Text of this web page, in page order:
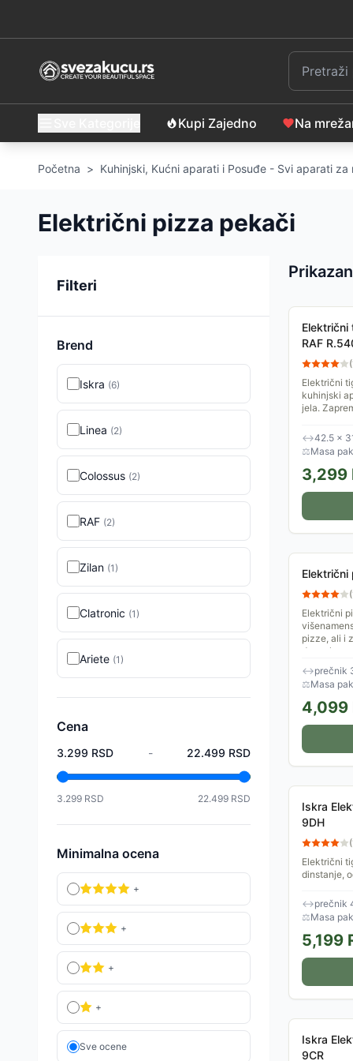
Kupi Zajedno Na
Početna > Kuhinjski, Kućni aparati i Posuđe - Svi aparati za
Električni pizza pekači
Filteri
Brend
Iskra (6)
Linea (2)
Colossus (2)
RAF (2)
Zilan (1)
Clatronic (1)
Ariete (1)
Cena
3.299 RSD - 22.499 RSD
3.299 RSD 22.499 RSD
Minimalna ocena
+
+
+
+
Sve ocene
Sortiranje
RAF
(
Električni
kuhinjski
jela.
↔42.5 ×
⚖Masa
3,299
(
Električni
pizze, ali i
druge
↔prečnik
⚖Masa
4,099
Iskra
9DH
(
Električni
dinstanje,
pripreme
↔prečnik
⚖Masa
5,199
Iskra
9CR